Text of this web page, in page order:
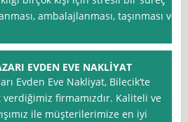
ambalajlanması, taşınması ve
EVDEN EVE NAKLİYAT
Evden Eve Nakliyat, Bilecik‘te
verdiğimiz firmamızdır. Kaliteli ve
ile müşterilerimize en iyi